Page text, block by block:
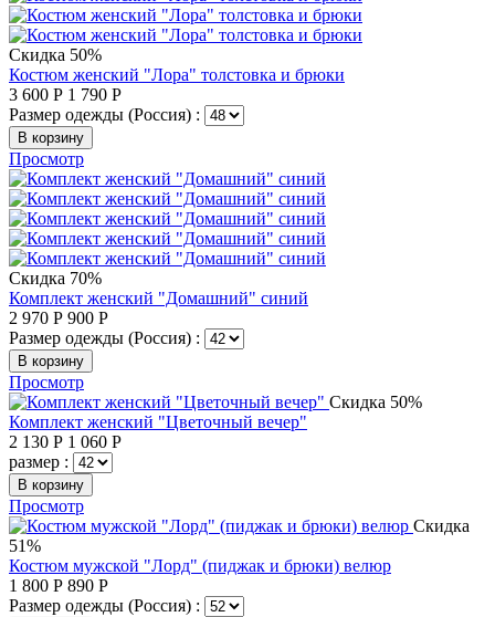
Скидка 50%
Костюм женский "Лора" толстовка и брюки
3 600 Р 1 790 Р
Размер одежды (Россия) :
В корзину
Просмотр
Скидка 70%
Комплект женский "Домашний" синий
2 970 Р 900 Р
Размер одежды (Россия) :
В корзину
Просмотр
Скидка 50%
Комплект женский "Цветочный вечер"
2 130 Р 1 060 Р
размер :
В корзину
Просмотр
Скидка
51%
Костюм мужской "Лорд" (пиджак и брюки) велюр
1 800 Р 890 Р
Размер одежды (Россия) :